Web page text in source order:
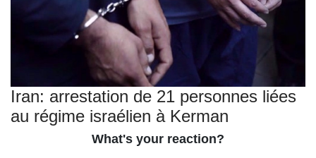
Iran: arrestation de 21 personnes liées
au régime israélien à Kerman